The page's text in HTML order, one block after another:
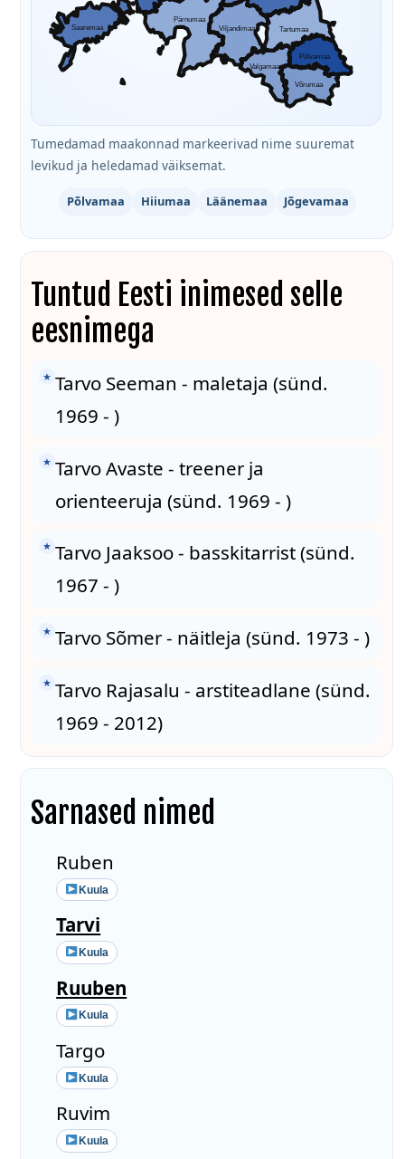
Saaremaa
Pärnumaa
Viljandimaa
Tartumaa
Põlvamaa
Võrumaa
Valgamaa
Tumedamad maakonnad markeerivad nime suuremat
levikud ja heledamad väiksemat.
Põlvamaa Hiiumaa Läänemaa Jõgevamaa
Tuntud Eesti inimesed selle
eesnimega
★ Tarvo Seeman - maletaja (sünd.
1969 - )
★ Tarvo Avaste - treener ja
orienteeruja (sünd. 1969 - )
★ Tarvo Jaaksoo - basskitarrist (sünd.
1967 - )
★ Tarvo Sõmer - näitleja (sünd. 1973 - )
★ Tarvo Rajasalu - arstiteadlane (sünd.
1969 - 2012)
Sarnased nimed
Ruben
Kuula
Tarvi
Kuula
Ruuben
Kuula
Targo
Kuula
Ruvim
Kuula